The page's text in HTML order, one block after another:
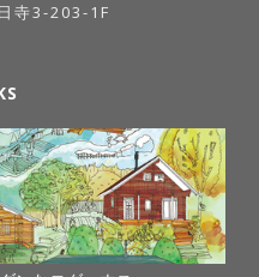
寺3-203-1F